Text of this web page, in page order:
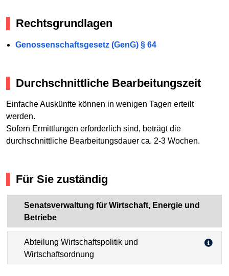
Rechtsgrundlagen
Genossenschaftsgesetz (GenG) § 64
Durchschnittliche Bearbeitungszeit
Einfache Auskünfte können in wenigen Tagen erteilt
werden.
Sofern Ermittlungen erforderlich sind, beträgt die
durchschnittliche Bearbeitungsdauer ca. 2-3 Wochen.
Für Sie zuständig
Senatsverwaltung für Wirtschaft, Energie und
Betriebe
Abteilung Wirtschaftspolitik und
Wirtschaftsordnung